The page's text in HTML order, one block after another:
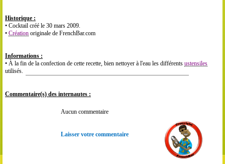
Historique :
• Cocktail créé le 30 mars 2009.
• Création originale de FrenchBar.com
Informations :
• À la fin de la confection de cette recette, bien nettoyer à l'eau les différents ustensiles
utilisés.
Commentaire(s) des internautes :
Aucun commentaire
Laisser votre commentaire